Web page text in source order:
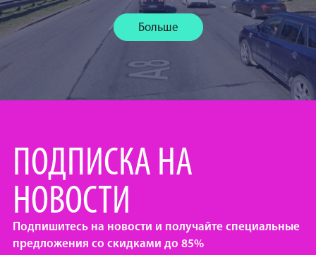
Больше
ПОДПИСКА НА
НОВОСТИ
Подпишитесь на новости и получайте специальные
предложения со скидками до 85%